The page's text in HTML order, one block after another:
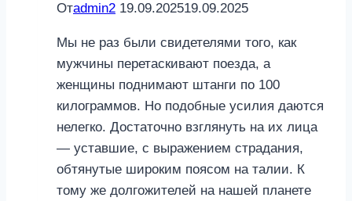
Отadmin2 19.09.202519.09.2025
Мы не раз были свидетелями того, как
мужчины перетаскивают поезда, а
женщины поднимают штанги по 100
килограммов. Но подобные усилия даются
нелегко. Достаточно взглянуть на их лица
— уставшие, с выражением страдания,
обтянутые широким поясом на талии. К
тому же долгожителей на нашей планете